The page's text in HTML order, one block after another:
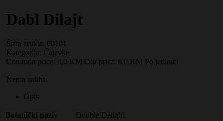
Dabl Dilajt
Šifra artikla: 00101
Kategorija: Čajevke
Common price: 4,0 KM Our price: 6,0 KM Po jedinici
Nema zaliha
Opis
Botanički naziv
Double Delight